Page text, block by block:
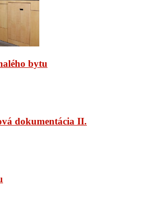
bytu
dokumentácia II.